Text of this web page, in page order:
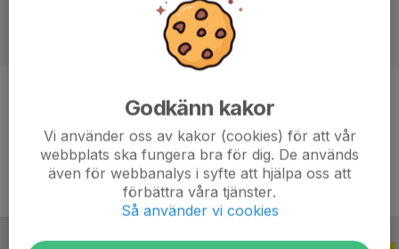
Back
Ålder
23 år
Godkänn kakor
Vi använder oss av kakor (cookies) för att vår
webbplats ska fungera bra för dig. De används
även för webbanalys i syfte att hjälpa oss att
förbättra våra tjänster.
Så använder vi cookies